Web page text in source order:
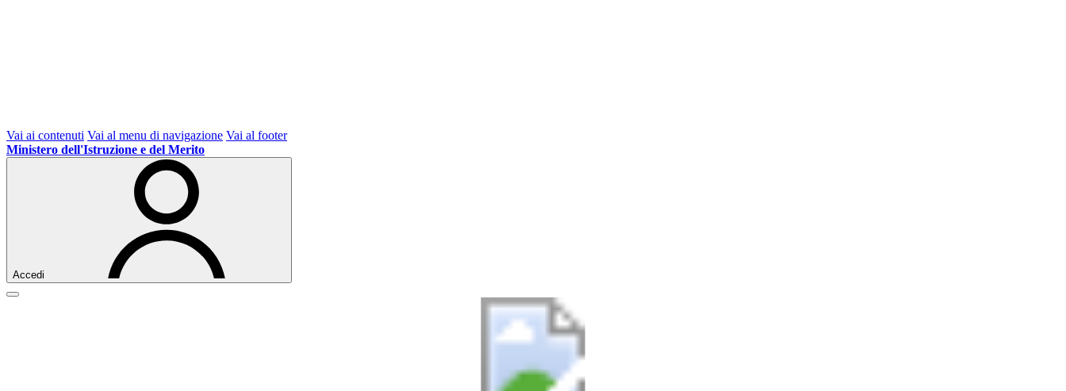
Vai ai contenuti Vai al menu di navigazione Vai al footer
Ministero dell'Istruzione e del Merito
Accedi